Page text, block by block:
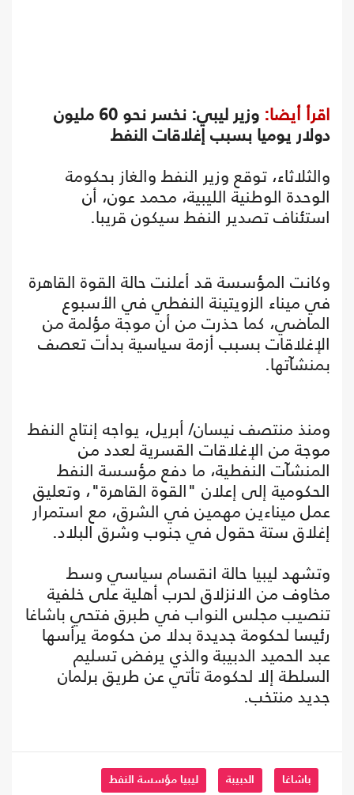
اقرأ أيضا: وزير ليبي: نخسر نحو 60 مليون
دولار يوميا بسبب إغلاقات النفط
والثلاثاء، توقع وزير النفط والغاز بحكومة
الوحدة الوطنية الليبية، محمد عون، أن
استئناف تصدير النفط سيكون قريبا.
وكانت المؤسسة قد أعلنت حالة القوة القاهرة
في ميناء الزويتينة النفطي في الأسبوع
الماضي، كما حذرت من أن موجة مؤلمة من
الإغلاقات بسبب أزمة سياسية بدأت تعصف
بمنشآتها.
ومنذ منتصف نيسان/ أبريل، يواجه إنتاج النفط
موجة من الإغلاقات القسرية لعدد من
المنشآت النفطية، ما دفع مؤسسة النفط
الحكومية إلى إعلان "القوة القاهرة"، وتعليق
عمل ميناءين مهمين في الشرق، مع استمرار
إغلاق ستة حقول في جنوب وشرق البلاد.
وتشهد ليبيا حالة انقسام سياسي وسط
مخاوف من الانزلاق لحرب أهلية على خلفية
تنصيب مجلس النواب في طبرق فتحي باشاغا
رئيسا لحكومة جديدة بدلا من حكومة يرأسها
عبد الحميد الدبيبة والذي يرفض تسليم
السلطة إلا لحكومة تأتي عن طريق برلمان
جديد منتخب.
باشاغا الدبيبة ليبيا مؤسسة النفط